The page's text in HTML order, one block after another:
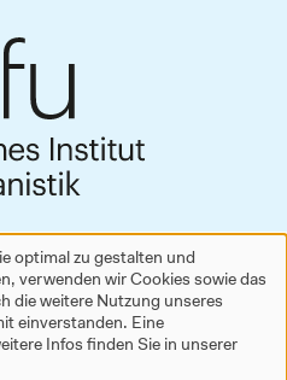
Urbanistik gGmbH
13–15
Berlin
39001-0
difu[dot]de
optimal zu gestalten und
verwenden wir Cookies sowie das
die weitere Nutzung unseres
einverstanden. Eine
Infos finden Sie in unserer